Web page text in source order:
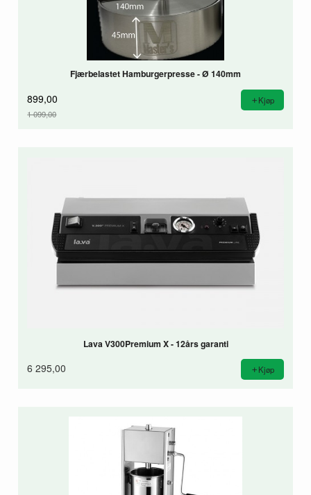
Fjærbelastet Hamburgerpresse - Ø 140mm
899,00
1 099,00
Kjøp
Lava V300Premium X - 12års garanti
6 295,00 Kjøp